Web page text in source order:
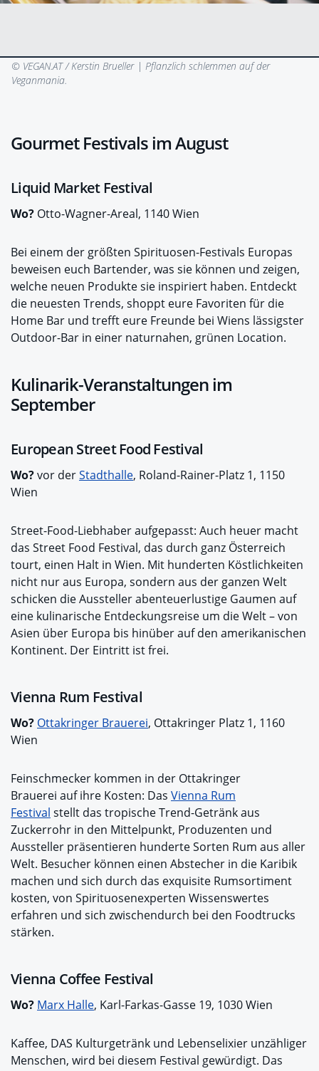
© VEGAN.AT / Kerstin Brueller | Pflanzlich schlemmen auf der
Veganmania.
Gourmet Festivals im August
Liquid Market Festival
Wo? Otto-Wagner-Areal, 1140 Wien
Bei einem der größten Spirituosen-Festivals Europas
beweisen euch Bartender, was sie können und zeigen,
welche neuen Produkte sie inspiriert haben. Entdeckt
die neuesten Trends, shoppt eure Favoriten für die
Home Bar und trefft eure Freunde bei Wiens lässigster
Outdoor-Bar in einer naturnahen, grünen Location.
Kulinarik-Veranstaltungen im
September
European Street Food Festival
Wo?vor derStadthalle, Roland-Rainer-Platz 1, 1150
Wien
Street-Food-Liebhaber aufgepasst: Auch heuer macht
das Street Food Festival, das durch ganz Österreich
tourt, einen Halt in Wien. Mit hunderten Köstlichkeiten
nicht nur aus Europa, sondern aus der ganzen Welt
schicken die Aussteller abenteuerlustige Gaumen auf
eine kulinarische Entdeckungsreise um die Welt – von
Asien über Europa bis hinüber auf den amerikanischen
Kontinent. Der Eintritt ist frei.
Vienna Rum Festival
Wo? Ottakringer Brauerei, Ottakringer Platz 1, 1160
Wien
Feinschmecker kommen in der Ottakringer
Brauerei auf ihre Kosten: Das Vienna Rum
Festival stellt das tropische Trend-Getränk aus
Zuckerrohr in den Mittelpunkt, Produzenten und
Aussteller präsentieren hunderte Sorten Rum aus aller
Welt. Besucher können einen Abstecher in die Karibik
machen und sich durch das exquisite Rumsortiment
kosten, von Spirituosenexperten Wissenswertes
erfahren und sich zwischendurch bei den Foodtrucks
stärken.
Vienna Coffee Festival
Wo? Marx Halle, Karl-Farkas-Gasse 19, 1030 Wien
Kaffee, DAS Kulturgetränk und Lebenselixier unzähliger
Menschen, wird bei diesem Festival gewürdigt. Das